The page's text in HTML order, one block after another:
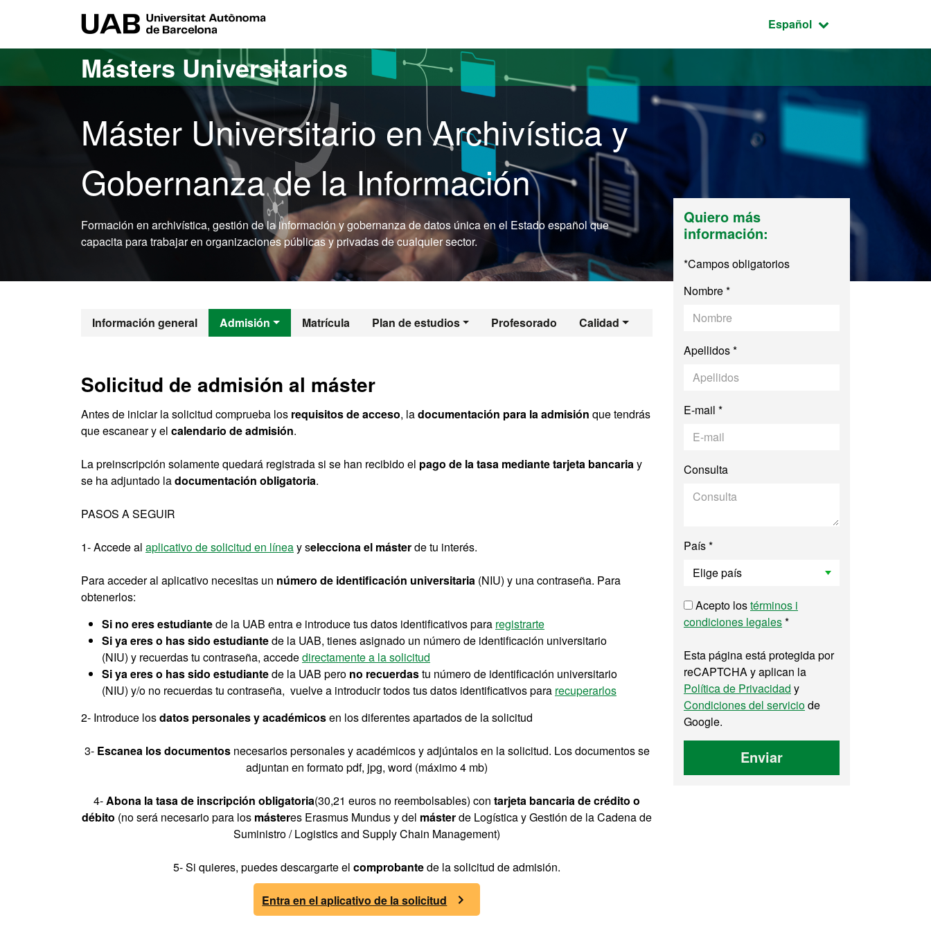
Idioma seleccionado:
Español
Másters Universitarios
Máster Universitario en Archivística y
Gobernanza de la Información
Formación en archivística, gestión de la información y gobernanza de datos única en el Estado español que
capacita para trabajar en organizaciones públicas y privadas de cualquier sector.
Información general Admisión Matrícula Plan de estudios Profesorado Calidad
Máster Oficial - Archivística y Gobernanza de la
Solicitud de admisión al máster
Antes de iniciar la solicitud comprueba los requisitos de acceso, ladocumentación para la admisión que tendrás
que escanear y el calendario de admisión.
La preinscripción solamente quedará registrada si se han recibido el pago de la tasa mediante tarjeta bancariay
se ha adjuntado ladocumentación obligatoria.
PASOS A SEGUIR
1- Accede al aplicativo de solicitud en líneay selecciona el másterde tu interés.
Para acceder al aplicativo necesitas un número de identificación universitaria (NIU) y una contraseña. Para
obtenerlos:
Si no eres estudiantede la UAB entra e introduce tus datos identificativos para registrarte
Si ya eres o has sido estudiantede la UAB, tienes asignado un número de identificación universitario
(NIU) y recuerdas tu contraseña, accededirectamente a la solicitud
Si ya eres o has sido estudiantede la UAB pero no recuerdastu número de identificación universitario
(NIU) y/o no recuerdas tu contraseña, vuelve a introducir todos tus datos identificativos para recuperarlos
2- Introduce losdatos personales y académicosen los diferentes apartados de la solicitud
3- Escanea los documentosnecesarios personales y académicos y adjúntalos en la solicitud. Los documentos se
adjuntan en formato pdf, jpg, word (máximo 4 mb)
4-Abona la tasa de inscripción obligatoria(30,21 euros no reembolsables) con tarjeta bancaria de crédito o
débito (no será necesario para los másteres Erasmus Mundus y del másterde Logística y Gestión de la Cadena de
Suministro / Logistics and Supply Chain Management)
5- Si quieres, puedes descargarte el comprobantede la solicitud de admisión.
Entra en el aplicativo de la solicitud
Quiero más
información:
*Campos obligatorios
Nombre *
Apellidos *
E-mail *
Consulta
País *
Acepto lostérminos i
condiciones legales*
Esta página está protegida por
reCAPTCHA y aplican la
Política de Privacidad y
Condiciones del serviciode
Google.
Enviar